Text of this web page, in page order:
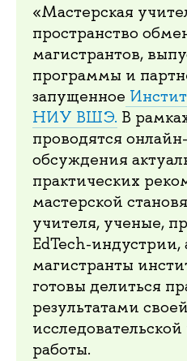
«Мастерская
пространство
магистрантов,
программы и
запущенное
НИУ ВШЭ. В
проводятся
обсуждения
практических
мастерской
учителя, ученые,
EdTech-индустрии,
магистранты
готовы делиться
результатами своей
работы.